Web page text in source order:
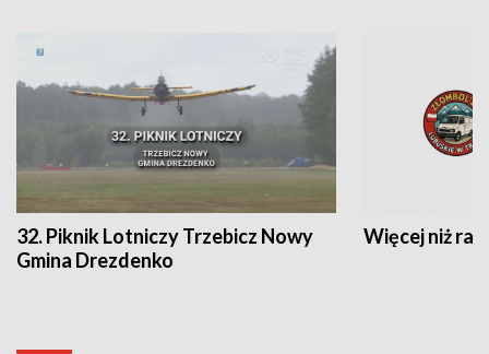
32. Piknik Lotniczy Trzebicz Nowy
Gmina Drezdenko
Więcej niż rajd